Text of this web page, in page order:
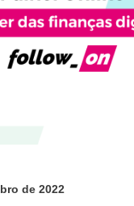
de 2022